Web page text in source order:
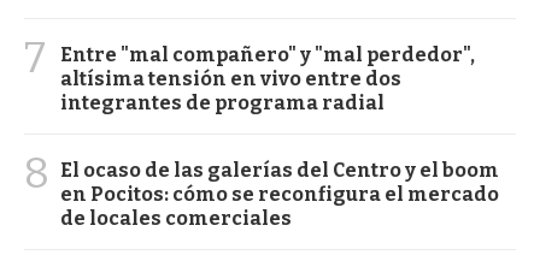
7
Entre "mal compañero" y "mal perdedor",
altísima tensión en vivo entre dos
integrantes de programa radial
8
El ocaso de las galerías del Centro y el boom
en Pocitos: cómo se reconfigura el mercado
de locales comerciales